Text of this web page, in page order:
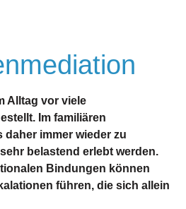
Alltag vor viele
Im familiären
daher immer wieder zu
belastend erlebt werden.
Bindungen können
führen, die sich allein